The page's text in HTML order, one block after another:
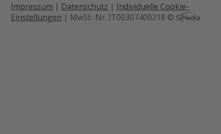
Impressum | Datenschutz | Individuelle Cookie-
Einstellungen | MwSt.-Nr. IT00307400218 ©